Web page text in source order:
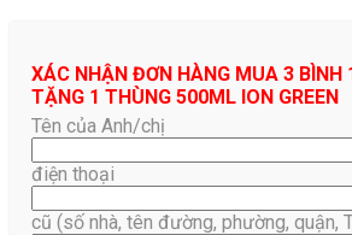
XÁC NHẬN ĐƠN HÀNG MUA 3 BÌNH
TẶNG 1 THÙNG 500ML ION GREEN
Tên của Anh/chị
điện thoại
cũ (số nhà, tên đường, phường, quận,